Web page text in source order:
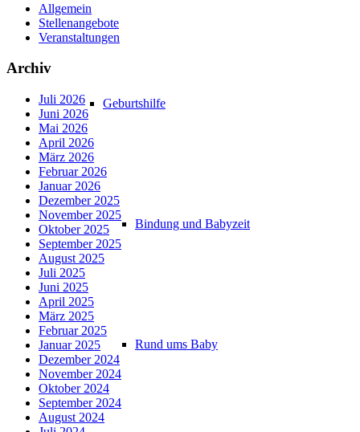
Geburtshilfe
Bindung und Babyzeit
Rund ums Baby
Allgemein
Stellenangebote
Veranstaltungen
Archiv
Juli 2026
Juni 2026
Mai 2026
April 2026
März 2026
Februar 2026
Januar 2026
Dezember 2025
November 2025
Oktober 2025
September 2025
August 2025
Juli 2025
Juni 2025
April 2025
März 2025
Februar 2025
Januar 2025
Dezember 2024
November 2024
Oktober 2024
September 2024
August 2024